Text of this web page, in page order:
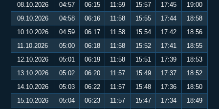
08.10.2026
04:57 06:15 11:59 15:57 17:45
19:00
09.10.2026
04:58 06:16 11:58 15:55 17:44
18:58
10.10.2026
04:59 06:17 11:58 15:54 17:42
18:56
11.10.2026
05:00 06:18 11:58 15:52 17:41
18:55
12.10.2026
05:01 06:19 11:58 15:51 17:39
18:53
13.10.2026
05:02 06:20 11:57 15:49 17:37
18:52
14.10.2026
05:03 06:22 11:57 15:48 17:36
18:50
15.10.2026
05:04 06:23 11:57 15:47 17:34
18:49